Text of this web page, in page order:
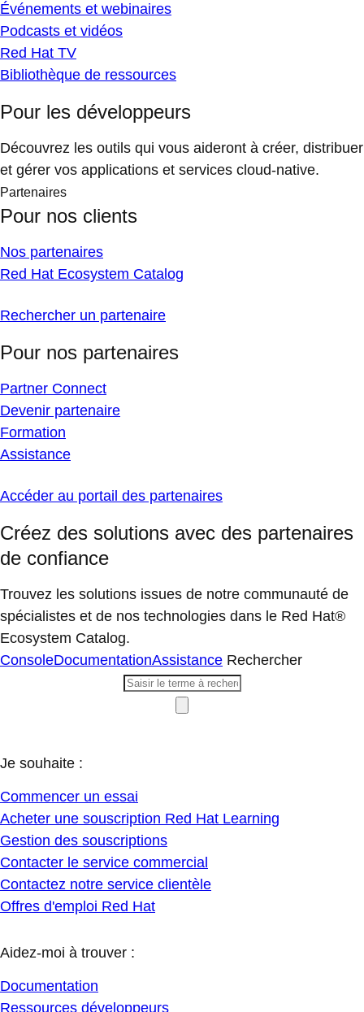
Événements et webinaires
Podcasts et vidéos
Red Hat TV
Bibliothèque de ressources
Pour les développeurs
Découvrez les outils qui vous aideront à créer, distribuer
et gérer vos applications et services cloud-native.
Partenaires
Pour nos clients
Nos partenaires
Red Hat Ecosystem Catalog
Rechercher un partenaire
Pour nos partenaires
Partner Connect
Devenir partenaire
Formation
Assistance
Accéder au portail des partenaires
Créez des solutions avec des partenaires
de confiance
Trouvez les solutions issues de notre communauté de
spécialistes et de nos technologies dans le Red Hat®
Ecosystem Catalog.
ConsoleDocumentationAssistance Rechercher
Je souhaite :
Commencer un essai
Acheter une souscription Red Hat Learning
Gestion des souscriptions
Contacter le service commercial
Contactez notre service clientèle
Offres d'emploi Red Hat
Aidez-moi à trouver :
Documentation
Ressources développeurs